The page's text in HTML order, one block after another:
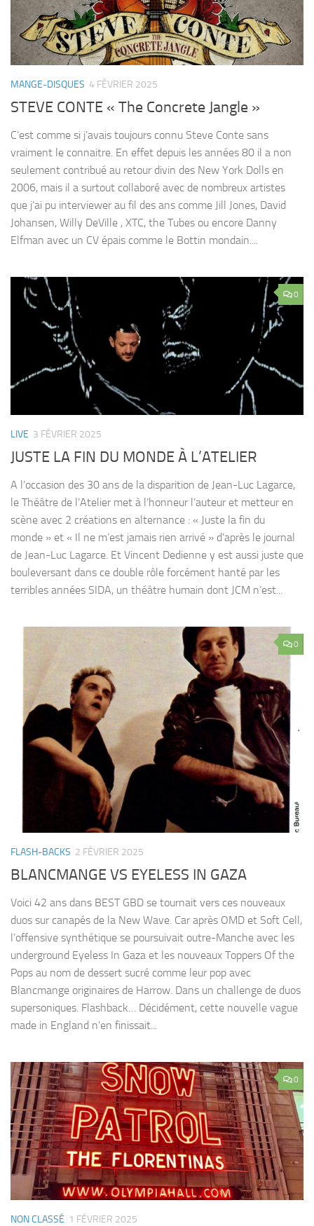
MANGE-DISQUES 4 FÉVRIER 2025
STEVE CONTE « The Concrete Jangle »
C’est comme si j’avais toujours connu Steve Conte sans
vraiment le connaitre. En effet depuis les années 80 il a non
seulement contribué au retour divin des New York Dolls en
2006, mais il a surtout collaboré avec de nombreux artistes
que j’ai pu interviewer au fil des ans comme Jill Jones, David
Johansen, Willy DeVille , XTC, the Tubes ou encore Danny
Elfman avec un CV épais comme le Bottin mondain....
0
LIVE 3 FÉVRIER 2025
JUSTE LA FIN DU MONDE À L’ATELIER
A l’occasion des 30 ans de la disparition de Jean-Luc Lagarce,
le Théâtre de l’Atelier met à l’honneur l’auteur et metteur en
scène avec 2 créations en alternance : « Juste la fin du
monde » et « Il ne m’est jamais rien arrivé » d’après le journal
de Jean-Luc Lagarce. Et Vincent Dedienne y est aussi juste que
bouleversant dans ce double rôle forcément hanté par les
terribles années SIDA, un théâtre humain dont JCM n’est...
0
FLASH-BACKS 2 FÉVRIER 2025
BLANCMANGE VS EYELESS IN GAZA
Voici 42 ans dans BEST GBD se tournait vers ces nouveaux
duos sur canapés de la New Wave. Car après OMD et Soft Cell,
l’offensive synthétique se poursuivait outre-Manche avec les
underground Eyeless In Gaza et les nouveaux Toppers Of the
Pops au nom de dessert sucré comme leur pop avec
Blancmange originaires de Harrow. Dans un challenge de duos
supersoniques. Flashback… Décidément, cette nouvelle vague
made in England n’en finissait...
0
NON CLASSÉ 1 FÉVRIER 2025